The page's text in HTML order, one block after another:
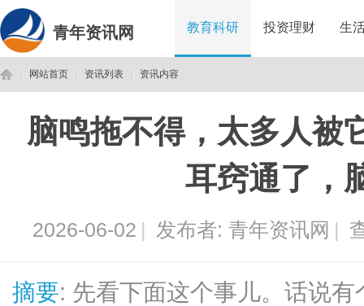
青年资讯网 教育科研 投资理财 生
网站首页 资讯列表 资讯内容
脑鸣拖不得，太多人被
耳窍通了，
2026-06-02 | 发布者: 青年资讯网 |
摘要: 先看下面这个事儿。话说